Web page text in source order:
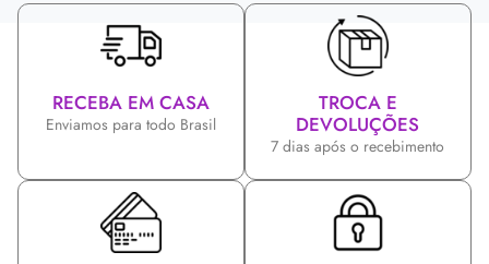
RECEBA EM CASA
Enviamos para todo Brasil
TROCA E
DEVOLUÇÕES
7 dias após o recebimento